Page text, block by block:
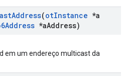
Address(otInstance *a
*aAddress)
em um endereço multicast da